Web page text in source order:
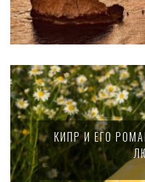
КИПР И ЕГО